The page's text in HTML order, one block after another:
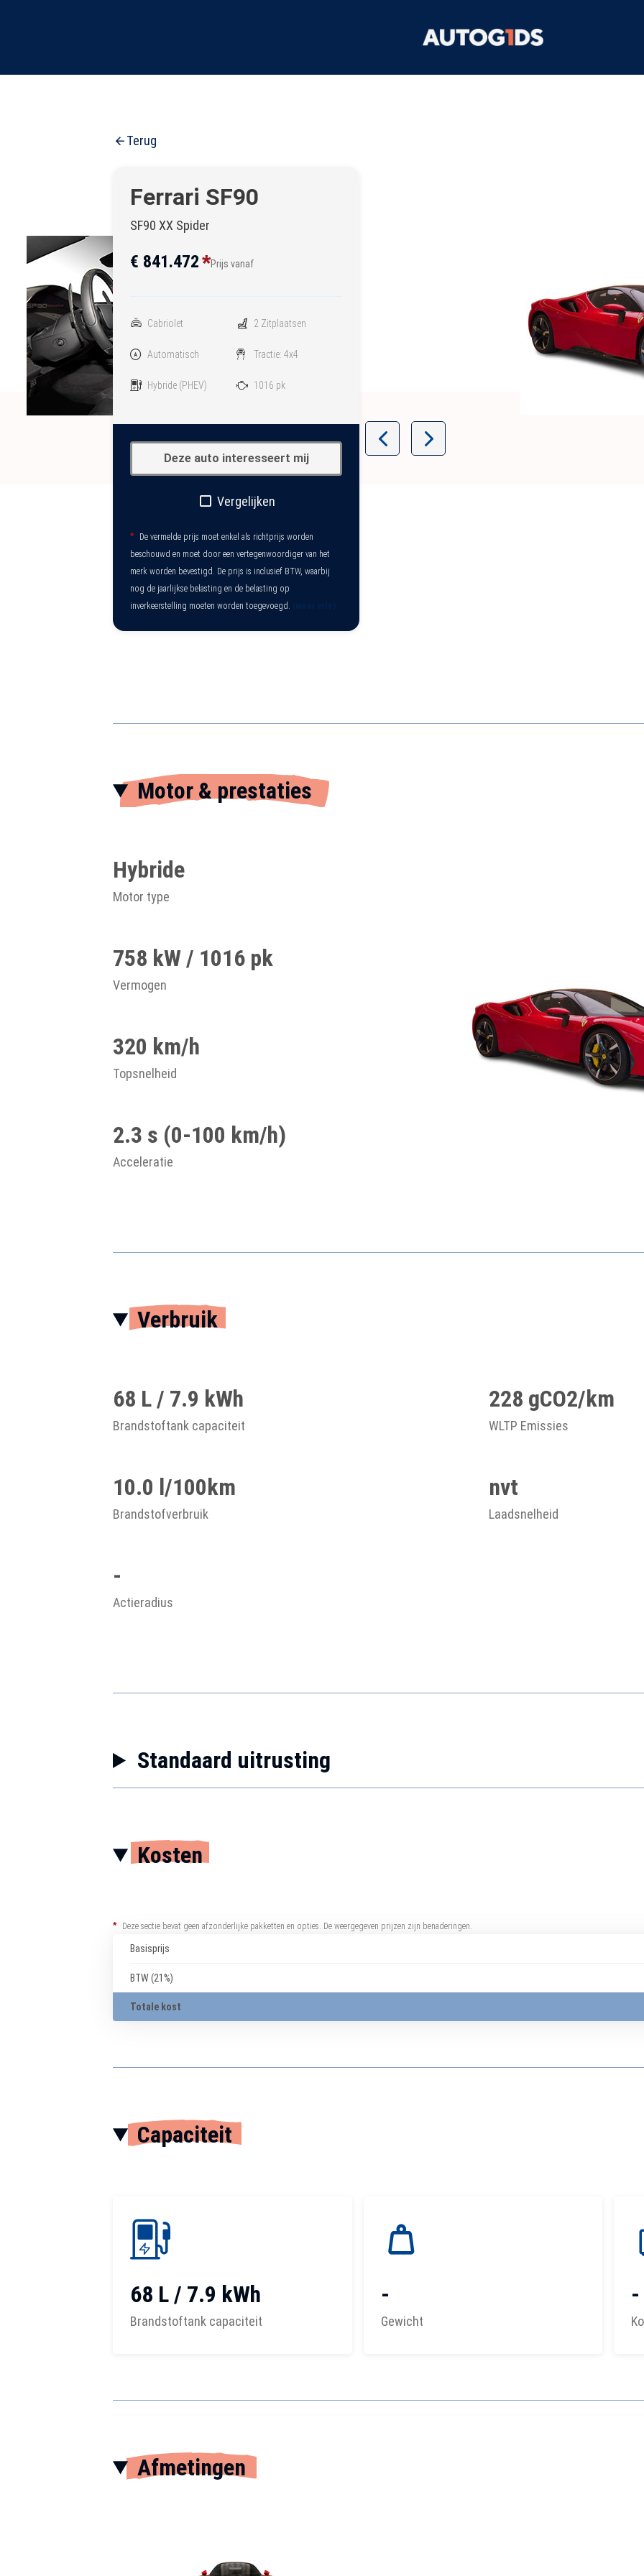
Terug
Ferrari SF90
SF90 XX Spider
€ 841.472*Prijs vanaf
Cabriolet
Automatisch
Hybride (PHEV)
2 Zitplaatsen
Tractie: 4x4
1016 pk
Deze auto interesseert mij
Vergelijken
*
De vermelde prijs moet enkel als richtprijs worden
beschouwd en moet door een vertegenwoordiger van het
merk worden bevestigd. De prijs is inclusief BTW, waarbij
nog de jaarlijkse belasting en de belasting op
inverkeerstelling moeten worden toegevoegd.
Item
of
Motor & prestaties
Hybride
Motor type
758 kW / 1016 pk
Vermogen
320 km/h
Topsnelheid
2.3 s (0-100 km/h)
Acceleratie
Verbruik
68 L / 7.9 kWh
Brandstoftank capaciteit
228 gCO2/km
WLTP Emissies
10.0 l/100km
Brandstofverbruik
nvt
Laadsnelheid
-
Actieradius
Standaard uitrusting
Kosten
* Deze sectie bevat geen afzonderlijke pakketten en opties. De weergegeven prijzen zijn benaderingen.
Basisprijs
BTW (21%)
Totale kost
Capaciteit
68 L / 7.9 kWh
Brandstoftank capaciteit
-
Gewicht
-
Afmetingen